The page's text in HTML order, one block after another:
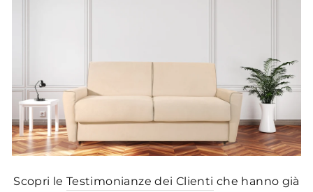
Scopri le Testimonianze dei Clienti che hanno già